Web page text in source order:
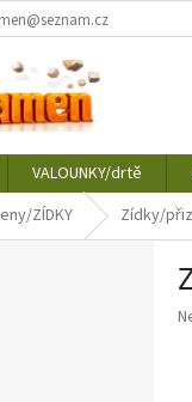
VALOUNKY/drtě
ZÍDKY Zídky/